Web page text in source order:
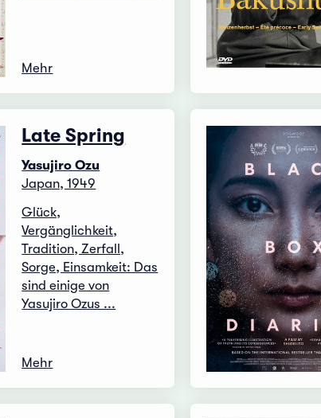
Mehr
Late Spring
Yasujiro Ozu
Japan, 1949
Glück,
Vergänglichkeit,
Tradition, Zerfall,
Sorge, Einsamkeit: Das
sind einige von
Yasujiro Ozus ...
Mehr